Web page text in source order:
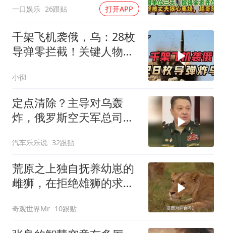
一口娱乐 26跟贴 打开APP
千架飞机袭俄，乌：28枚
导弹零拦截！关键人物被
小彻
定点清除？主导对乌轰
炸，俄罗斯空天军总司令
身亡！
汽车乐乐说 32跟贴
荒原之上独自抚养幼崽的
雌狮，在拒绝雄狮的求偶
奇观世界Mr 10跟贴